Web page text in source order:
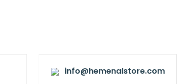
info@hemenalstore.com